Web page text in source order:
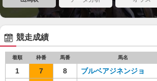
競走成績
着順 枠番 馬番 馬名
1 7 8 ブルベアジネンジョ